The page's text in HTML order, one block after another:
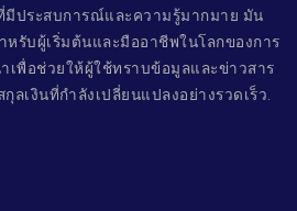
มีประสบการณ์และความรู้มากมาย มัน
หรับผู้เริ่มต้นและมืออาชีพในโลกของการ
เพื่อช่วยให้ผู้ใช้ทราบข้อมูลและข่าวสาร
ลเงินที่กำลังเปลี่ยนแปลงอย่างรวดเร็ว.